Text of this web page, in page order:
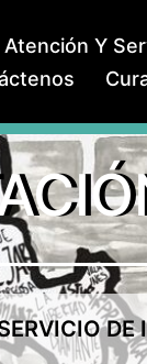
Atención Y
DE